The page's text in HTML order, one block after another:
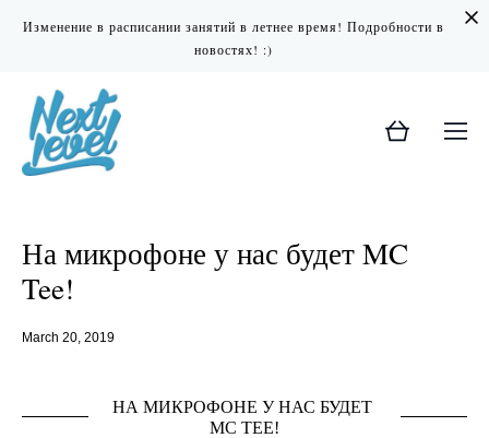
Изменение в расписании занятий в летнее время! Подробности в
новостях! :)
На микрофоне у нас будет MC
Tee!
March 20, 2019
НА МИКРОФОНЕ У НАС БУДЕТ
MC TEE!